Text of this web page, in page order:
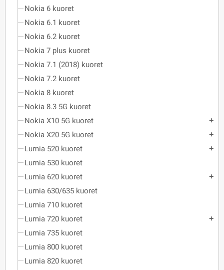
Nokia 6 kuoret
Nokia 6.1 kuoret
Nokia 6.2 kuoret
Nokia 7 plus kuoret
Nokia 7.1 (2018) kuoret
Nokia 7.2 kuoret
Nokia 8 kuoret
Nokia 8.3 5G kuoret
Nokia X10 5G kuoret
add
Nokia X20 5G kuoret add
Lumia 520 kuoret add
Lumia 530 kuoret
Lumia 620 kuoret
add
Lumia 630/635 kuoret
Lumia 710 kuoret
Lumia 720 kuoret
add
Lumia 735 kuoret
Lumia 800 kuoret
Lumia 820 kuoret